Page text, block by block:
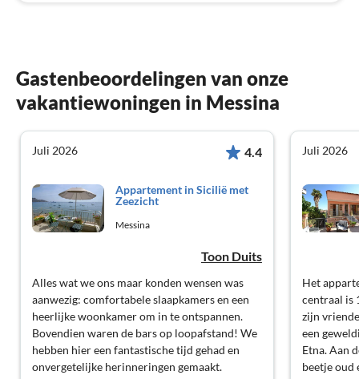
Gastenbeoordelingen van onze
vakantiewoningen in Messina
Juli 2026 4.4
Appartement in Sicilië met
Zeezicht
Messina
Toon Duits
Alles wat we ons maar konden wensen was
aanwezig: comfortabele slaapkamers en een
heerlijke woonkamer om in te ontspannen.
Bovendien waren de bars op loopafstand! We
hebben hier een fantastische tijd gehad en
onvergetelijke herinneringen gemaakt.
Juli 2026
Het
centraal is
zijn
een
Etna. Aan
beetje oud